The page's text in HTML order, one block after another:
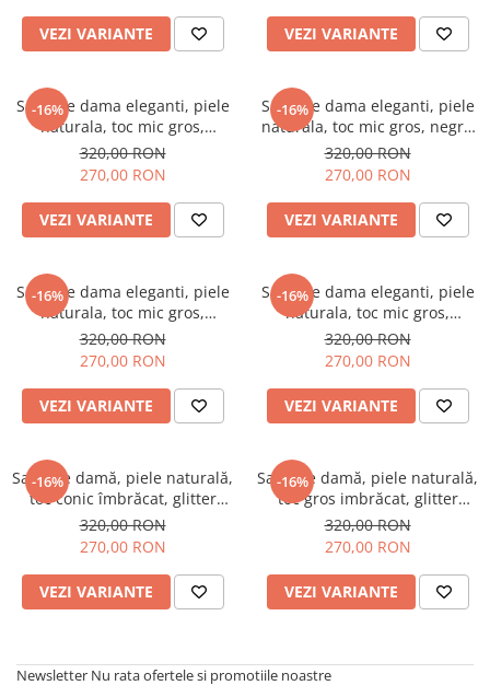
VEZI VARIANTE VEZI VARIANTE
-16%
Sandale dama eleganti, piele
naturala, toc mic gros,
imprimeu sarpe, bej inchis,
Sandali
320,00 RON
270,00 RON
VEZI VARIANTE
-16%
Sandale dama eleganti, piele
naturala, toc mic gros, negru
glitter pe bareta, negru,
Sandali
320,00 RON
270,00 RON
VEZI VARIANTE
-16%
Sandale dama eleganti, piele
naturala, toc mic gros,
imprimeu de mozaic pe
bareta, negru, Sandali
320,00 RON
270,00 RON
VEZI VARIANTE
-16%
Sandale dama eleganti, piele
naturala, toc mic gros,
imprimeu de picasso, rosu,
Sandali
320,00 RON
270,00 RON
VEZI VARIANTE
-16%
Sandale damă, piele naturală,
toc conic îmbrăcat, glitter
argintiu, negru
320,00 RON
270,00 RON
VEZI VARIANTE
-16%
Sandale damă, piele naturală,
toc gros imbrăcat, glitter
argintiu, negru
320,00 RON
270,00 RON
VEZI VARIANTE
Newsletter Nu rata ofertele si promotiile noastre